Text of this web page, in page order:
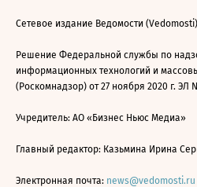
Сетевое издание Ведомости (Vedomosti)
Решение Федеральной службы по
информационных технологий и
(Роскомнадзор) от 27 ноября 2020 г. ЭЛ
Учредитель: АО «Бизнес Ньюс Медиа»
Главный редактор: Казьмина Ирина
Электронная почта: news@vedomosti.ru